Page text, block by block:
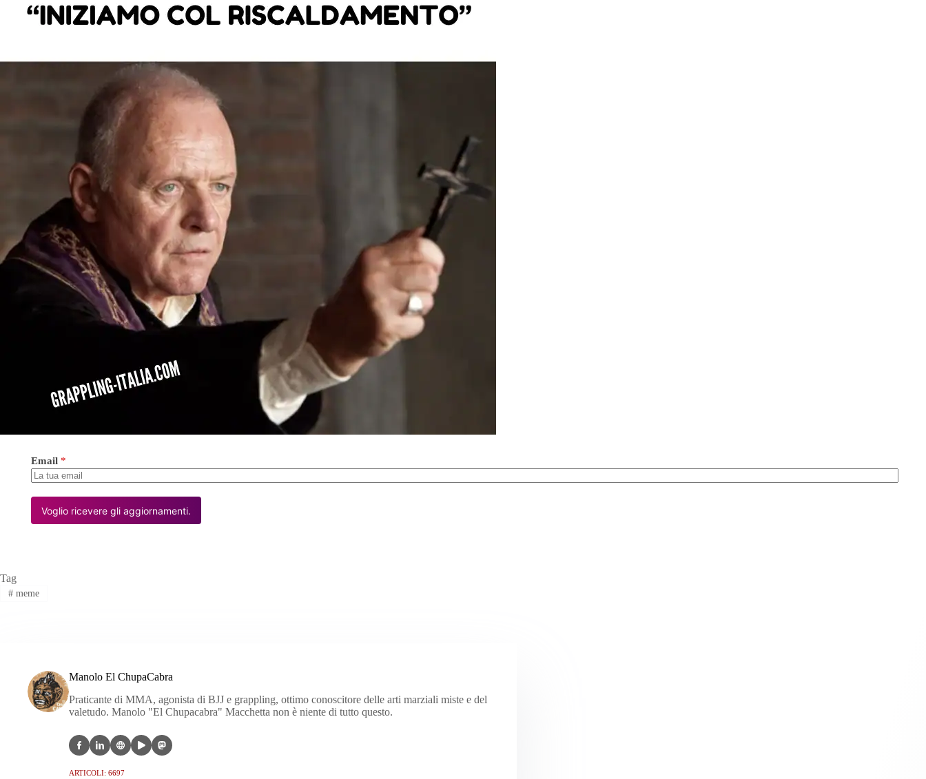
Email *
Voglio ricevere gli aggiornamenti.
Tag
#meme
Manolo El ChupaCabra
Praticante di MMA, agonista di BJJ e grappling, ottimo conoscitore delle arti marziali miste e del
valetudo. Manolo "El Chupacabra" Macchetta non è niente di tutto questo.
ARTICOLI: 6697